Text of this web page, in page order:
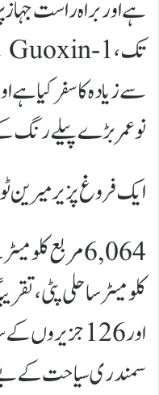
ہے اور براہ راست
نوعمر بڑے پیلے رنگ
ایک فروغ پزیر میرین
اور 126
سمندری سیاحت کے بے